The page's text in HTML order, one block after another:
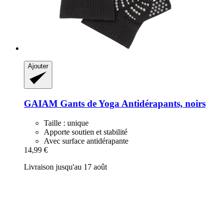
Ajouter
GAIAM Gants de Yoga Antidérapants, noirs
Taille : unique
Apporte soutien et stabilité
Avec surface antidérapante
14,99 €
Livraison jusqu'au 17 août